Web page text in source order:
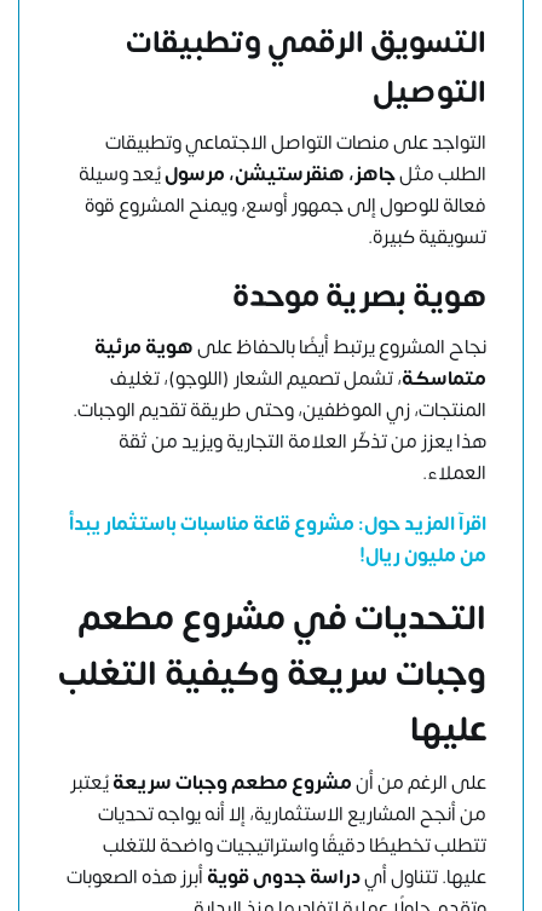
التسويق الرقمي وتطبيقات
التوصيل
التواجد على منصات التواصل الاجتماعي وتطبيقات
الطلب مثلجاهز، هنقرستيشن، مرسوليُعد وسيلة
فعالة للوصول إلى جمهور أوسع، ويمنح المشروع قوة
تسويقية كبيرة.
هوية بصرية موحدة
نجاح المشروع يرتبط أيضًا بالحفاظ علىهوية مرئية
متماسكة، تشمل تصميم الشعار (اللوجو)، تغليف
المنتجات، زي الموظفين، وحتى طريقة تقديم الوجبات.
هذا يعزز من تذكّر العلامة التجارية ويزيد من ثقة
العملاء.
اقرآ المزيد حول:مشروع قاعة مناسبات باستثمار يبدأ
من مليون ريال!
التحديات في مشروع مطعم
وجبات سريعة وكيفية التغلب
عليها
على الرغم من أنمشروع مطعم وجبات سريعةيُعتبر
من أنجح المشاريع الاستثمارية، إلا أنه يواجه تحديات
تتطلب تخطيطًا دقيقًا واستراتيجيات واضحة للتغلب
عليها. تتناول أيدراسة جدوى قويةأبرز هذه الصعوبات